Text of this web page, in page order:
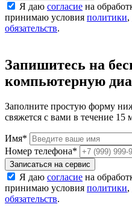
Я даю согласие на
принимаю условия политики,
обязательств.
Запишитесь на
компьютерную
Заполните простую форму
свяжется с вами в течение 15
Имя*
Номер телефона*
Записаться на сервис
Я даю согласие на
принимаю условия политики,
обязательств.